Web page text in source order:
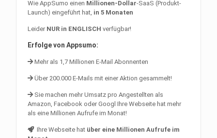
Wie AppSumo einen Millionen-Dollar-SaaS (Produkt-
Launch) eingeführt hat, in 5 Monaten
Leider NUR in ENGLISCH verfügbar!
Erfolge von Appsumo:
Mehr als 1,7 Millionen E-Mail Abonnenten
Über 200.000 E-Mails mit einer Aktion gesammelt!
Sie machen mehr Umsatz pro Angestellten als
Amazon, Facebook oder Googl Ihre Webseite hat mehr
als eine Millionen Aufrufe im Monat!
Ihre Webseite hat über eine Millionen Aufrufe im